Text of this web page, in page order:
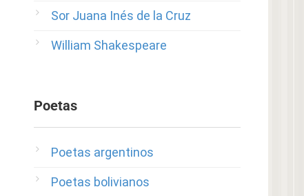
Sor Juana Inés de la Cruz
William Shakespeare
Poetas
Poetas argentinos
Poetas bolivianos